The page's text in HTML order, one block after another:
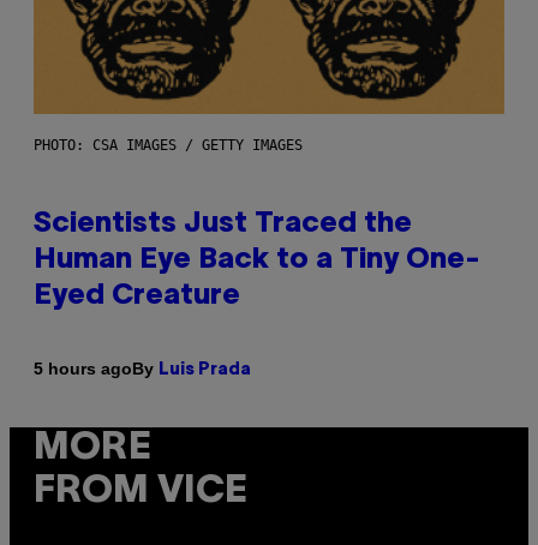
PHOTO: CSA IMAGES / GETTY IMAGES
Scientists Just Traced the
Human Eye Back to a Tiny One-
Eyed Creature
5 hours agoBy Luis Prada
MORE
FROM VICE